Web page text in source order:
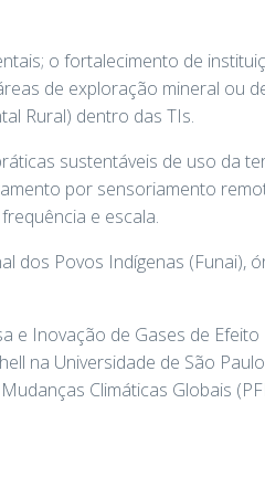
o fortalecimento de
de exploração mineral ou
Rural) dentro das TIs.
sustentáveis de uso da
por sensoriamento
e escala.
dos Povos Indígenas (Funai),
Inovação de Gases de Efeito
na Universidade de São
Climáticas Globais